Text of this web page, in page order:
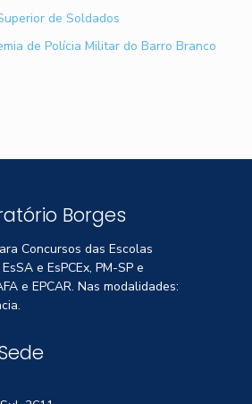
de Soldados
de Polícia Militar do Barro Branco
Borges
Concursos das Escolas
e EsPCEx, PM-SP e
e EPCAR. Nas modalidades: